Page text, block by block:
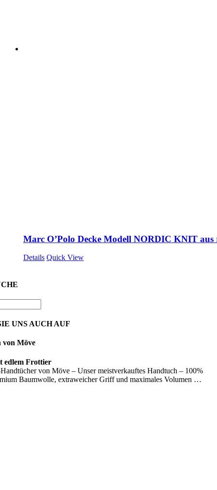
Marc O’Polo Decke Modell NORDIC KNIT aus
Details Quick View
UNS AUCH AUF
von Möve
edlem Frottier
von Möve – Unser meistverkauftes Handtuch – 100%
Baumwolle, extraweicher Griff und maximales Volumen …